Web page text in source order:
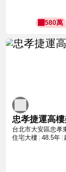
580萬
忠孝捷運高
台北市大安區忠孝
住宅大樓
48.5年